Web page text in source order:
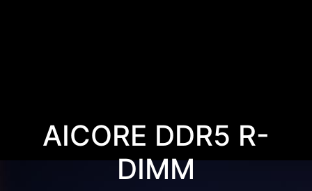
AICORE DDR5 R-
DIMM